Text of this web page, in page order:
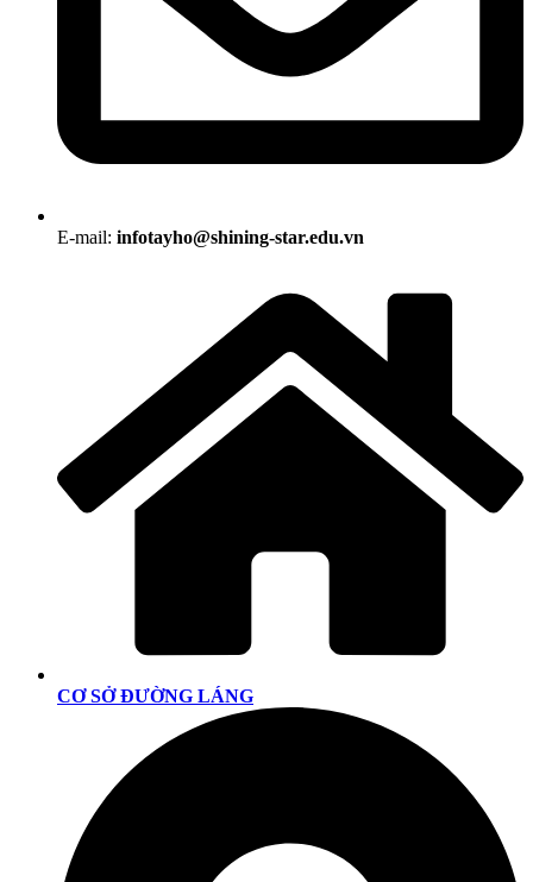
E-mail: infotayho@shining-star.edu.vn
CƠ SỞ ĐƯỜNG LÁNG